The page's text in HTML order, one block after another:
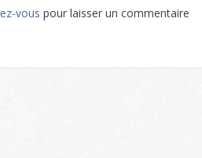
vous pour laisser un commentaire